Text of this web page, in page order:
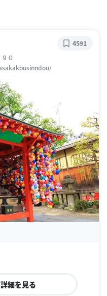
０
4591
細を見る